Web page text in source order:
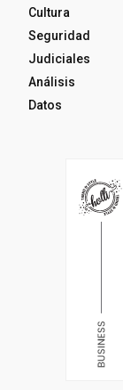
Cultura
Seguridad
Judiciales
Análisis
Datos